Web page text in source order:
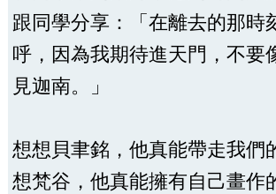
跟同學分享：「在離去的那時
呼，因為我期待進天門，不要
見迦南。」
想想貝聿銘，他真能帶走我們
想梵谷，他真能擁有自己畫作